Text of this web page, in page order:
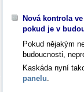
Nová kontrola
pokud je v
Pokud nějakým
budoucnosti,
Kaskáda nyní
panelu